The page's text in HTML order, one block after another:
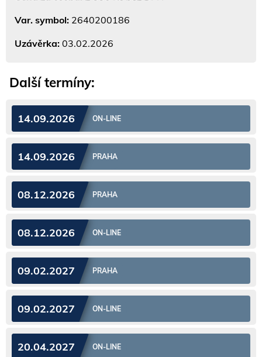
Var. symbol: 2640200186
Uzávěrka: 03.02.2026
Další termíny:
14.09.2026 ON-LINE
14.09.2026 PRAHA
08.12.2026 PRAHA
08.12.2026 ON-LINE
09.02.2027 PRAHA
09.02.2027 ON-LINE
20.04.2027 ON-LINE